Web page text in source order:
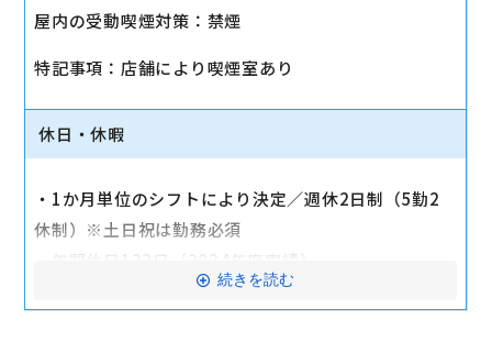
災保険）
・入社時に研修有（職種・地域によって研修日程が異
なる）
・制服貸与
等）
交通費全額支給
屋内の受動喫煙対策：禁煙
特記事項：店舗により喫煙室あり
休日・休暇
・1か月単位のシフトにより決定／週休2日制（5勤2
休制）※土日祝は勤務必須
・年間休日123日（2024年度実績）
・有給休暇：6か月勤務後11日付与
続きを読む